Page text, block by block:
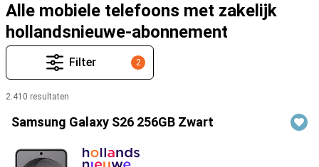
Alle mobiele telefoons met zakelijk
hollandsnieuwe-abonnement
2
Filter
2.410 resultaten
Samsung Galaxy S26 256GB Zwart